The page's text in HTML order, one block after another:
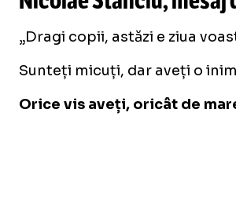
„Dragi copii, astăzi e ziua
Sunteți micuți, dar aveți o
Orice vis aveți, oricât de